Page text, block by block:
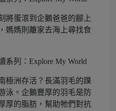
將蛋滾到企鵝爸爸的腳上
媽媽則離家去海上尋找食
極洲存活？長滿羽毛的蹼
泳。企鵝豐厚的羽毛是防
厚的脂肪，幫助牠們對抗